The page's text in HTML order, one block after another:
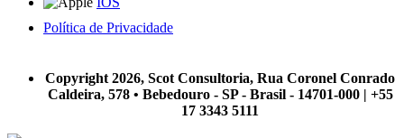
Política de Privacidade
Copyright 2026, Scot Consultoria, Rua Coronel Conrado
Caldeira, 578 • Bebedouro - SP - Brasil - 14701-000 | +55
17 3343 5111